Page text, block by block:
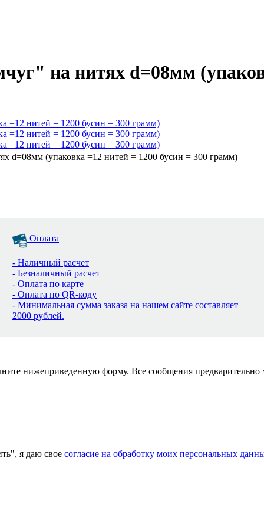
на нитях d=08мм
d=08мм (упаковка =12 нитей = 1200 бусин = 300 грамм)
Оплата
- Наличный расчет
- Безналичный расчет
- Оплата по карте
- Оплата по QR-коду
- Минимальная сумма заказа на нашем сайте составляет
2000 рублей.
нижеприведенную форму. Все сообщения
я даю свое согласие на обработку моих персональных